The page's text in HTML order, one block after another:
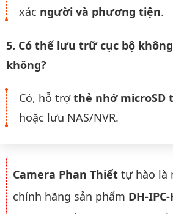
xác người và phương tiện.
5. Có thể lưu trữ cục bộ
không?
Có, hỗ trợthẻ nhớ microSD
hoặc lưu NAS/NVR.
Camera Phan Thiết tự hào là
chính hãng sản phẩm DH-